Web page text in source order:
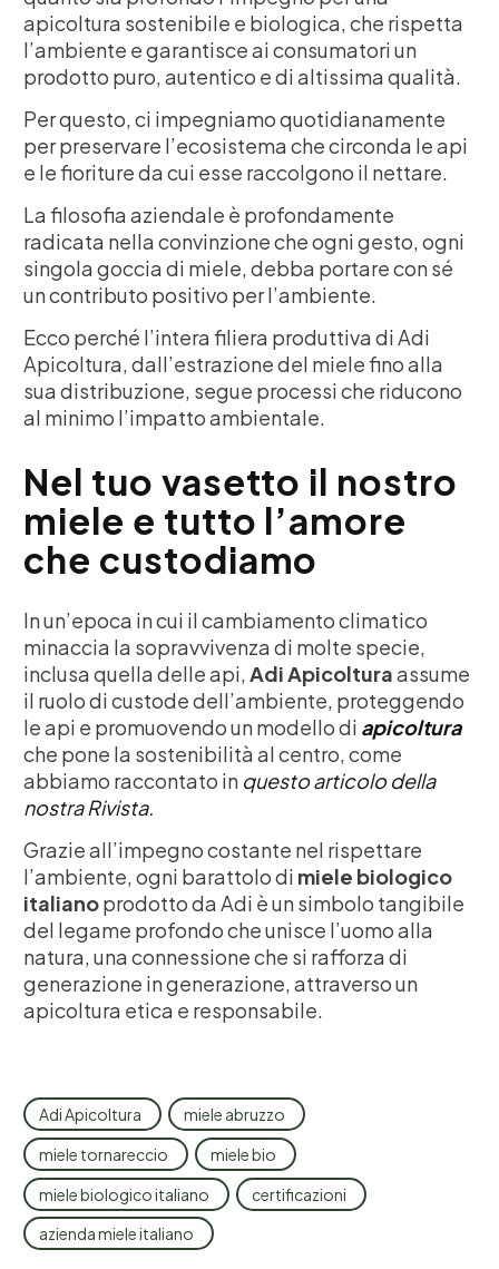
apicoltura sostenibile e biologica, che rispetta
l’ambiente e garantisce ai consumatori un
prodotto puro, autentico e di altissima qualità.
Per questo, ci impegniamo quotidianamente
per preservare l’ecosistema che circonda le api
e le fioriture da cui esse raccolgono il nettare.
La filosofia aziendale è profondamente
radicata nella convinzione che ogni gesto, ogni
singola goccia di miele, debba portare con sé
un contributo positivo per l’ambiente.
Ecco perché l’intera filiera produttiva di Adi
Apicoltura, dall’estrazione del miele fino alla
sua distribuzione, segue processi che riducono
al minimo l’impatto ambientale.
Nel tuo vasetto il nostro
miele e tutto l’amore
che custodiamo
In un’epoca in cui il cambiamento climatico
minaccia la sopravvivenza di molte specie,
inclusa quella delle api,Adi Apicolturaassume
il ruolo di custode dell’ambiente, proteggendo
le api e promuovendo un modello di apicoltura
che pone la sostenibilità al centro, come
abbiamo raccontato in questo articolo della
nostra Rivista.
Grazie all’impegno costante nel rispettare
l’ambiente, ogni barattolo di miele biologico
italianoprodotto da Adi è un simbolo tangibile
del legame profondo che unisce l’uomo alla
natura, una connessione che si rafforza di
generazione in generazione, attraverso un
apicoltura etica e responsabile.
Adi Apicoltura
miele abruzzo
miele tornareccio
miele bio
miele biologico italiano
certificazioni
azienda miele italiano